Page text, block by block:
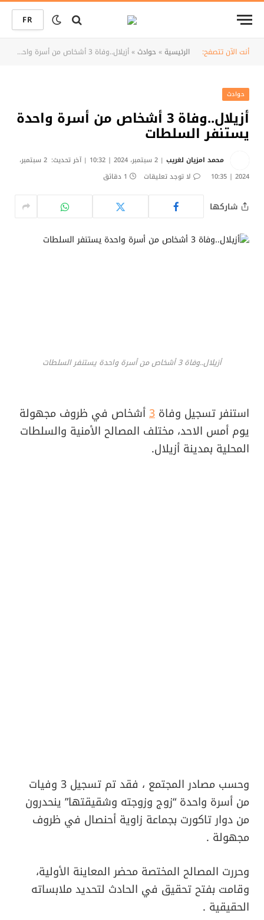
FR
أنت الآن تتصفح: الرئيسية»حوادث»أزيلال..وفاة 3 أشخاص من أسرة واحدة يستنفر السلطات
حوادث
أزيلال..وفاة 3 أشخاص من أسرة واحدة
يستنفر السلطات
محمد امزيان لغريب 2 سبتمبر، 2024 | 10:32 آخر تحديث:
2 سبتمبر،
2024 | 10:35
لا توجد تعليقات 1 دقائق
شاركها
أزيلال..وفاة 3 أشخاص من أسرة واحدة يستنفر السلطات
استنفر تسجيل وفاة 3أشخاص في ظروف مجهولة
يوم أمس الاحد، مختلف المصالح الأمنية والسلطات
المحلية بمدينة أزيلال.
وحسب مصادر المجتمع ، فقد تم تسجيل 3 وفيات
من أسرة واحدة “زوج وزوجته وشقيقتها” ينحدرون
من دوار تاكورت بجماعة زاوية أحنصال في ظروف
مجهولة .
وحررت المصالح المختصة محضر المعاينة الأولية،
وقامت بفتح تحقيق في الحادث لتحديد ملابساته
الحقيقية .